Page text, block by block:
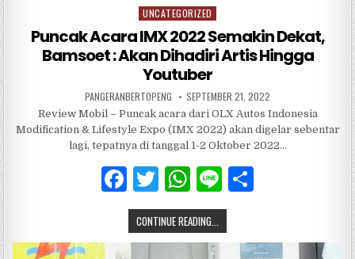
Posted
in
UNCATEGORIZED
Puncak Acara IMX 2022 Semakin Dekat,
Bamsoet : Akan Dihadiri Artis Hingga
Youtuber
PANGERANBERTOPENG SEPTEMBER 21, 2022
Review Mobil – Puncak acara dari OLX Autos Indonesia
Modification & Lifestyle Expo (IMX 2022) akan digelar sebentar
lagi, tepatnya di tanggal 1-2 Oktober 2022…
F
a
c
T
w
it
W
h
at
Li
n
CONTINUE READING...